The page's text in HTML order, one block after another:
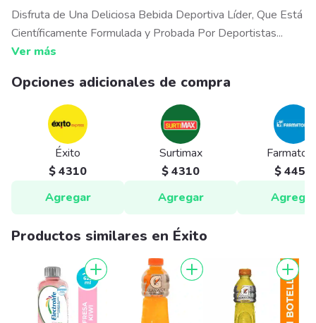
Disfruta de Una Deliciosa Bebida Deportiva Líder, Que Está
Científicamente Formulada y Probada Por Deportistas...
Ver más
Opciones adicionales de compra
Éxito
$ 4310
Agregar
Surtimax
$ 4310
Agregar
$ 4450
Agregar
Productos similares en Éxito